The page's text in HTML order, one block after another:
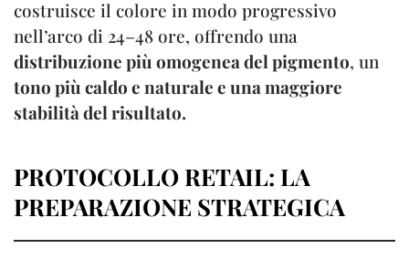
costruisce il colore in modo progressivo
nell’arco di 24–48 ore, offrendo una
distribuzione più omogenea del pigmento, un
tono più caldo e naturale e una maggiore
stabilità del risultato.
PROTOCOLLO RETAIL: LA
PREPARAZIONE STRATEGICA